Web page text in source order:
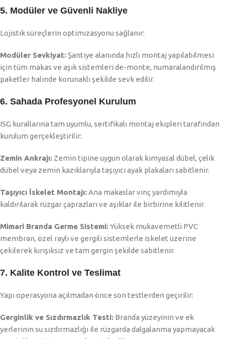
5. Modüler ve Güvenli Nakliye
Lojistik süreçlerin optimizasyonu sağlanır:
Modüler Sevkiyat:Şantiye alanında hızlı montaj yapılabilmesi
için tüm makas ve aşık sistemleri de-monte, numaralandırılmış
paketler halinde korunaklı şekilde sevk edilir.
6. Sahada Profesyonel Kurulum
ISG kurallarına tam uyumlu, sertifikalı montaj ekipleri tarafından
kurulum gerçekleştirilir:
Zemin Ankrajı: Zemin tipine uygun olarak kimyasal dübel, çelik
dübel veya zemin kazıklarıyla taşıyıcı ayak plakaları sabitlenir.
Taşıyıcı İskelet Montajı:Ana makaslar vinç yardımıyla
kaldırılarak rüzgar çaprazları ve aşıklar ile birbirine kilitlenir.
Mimari Branda Germe Sistemi:Yüksek mukavemetli PVC
membran, özel raylı ve gergili sistemlerle iskelet üzerine
çekilerek kırışıksız ve tam gergin şekilde sabitlenir.
7. Kalite Kontrol ve Teslimat
Yapı operasyona açılmadan önce son testlerden geçirilir:
Gerginlik ve Sızdırmazlık Testi: Branda yüzeyinin ve ek
yerlerinin su sızdırmazlığı ile rüzgarda dalgalanma yapmayacak